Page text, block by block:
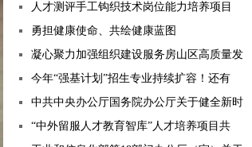
人才测评手工钩织技术岗位能力培养项目
勇担健康使命、共绘健康蓝图
凝心聚力加强组织建设服务房山区高质量发
今年“强基计划”招生专业持续扩容！还有
中共中央办公厅国务院办公厅关于健全新时
“中外留服人才教育智库”人才培养项目共